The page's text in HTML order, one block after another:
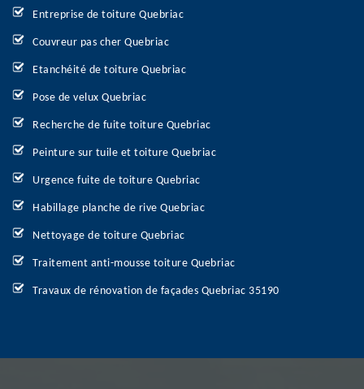
Entreprise de toiture Quebriac
Couvreur pas cher Quebriac
Etanchéité de toiture Quebriac
Pose de velux Quebriac
Recherche de fuite toiture Quebriac
Peinture sur tuile et toiture Quebriac
Urgence fuite de toiture Quebriac
Habillage planche de rive Quebriac
Nettoyage de toiture Quebriac
Traitement anti-mousse toiture Quebriac
Travaux de rénovation de façades Quebriac 35190